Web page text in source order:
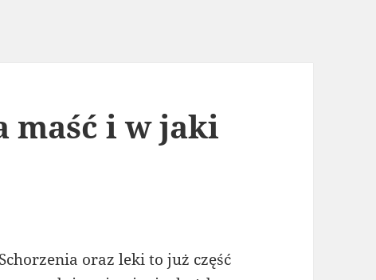
maść i w jaki
oraz leki to już część